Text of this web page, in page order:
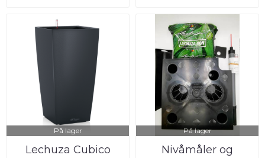
På lager
Lechuza Cubico
På lager
Nivåmåler og